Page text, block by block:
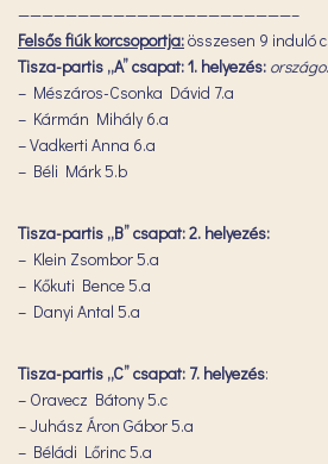
———————————————————————–
Felsős fiúk korcsoportja:összesen 9 induló
Tisza-partis „A” csapat: 1. helyezés:
– Mészáros-Csonka Dávid 7.a
– Kármán Mihály 6.a
– Vadkerti Anna 6.a
– Béli Márk 5.b
Tisza-partis „B” csapat: 2. helyezés:
– Klein Zsombor 5.a
– Kőkuti Bence 5.a
– Danyi Antal 5.a
Tisza-partis „C” csapat: 7. helyezés:
– Oravecz Bátony 5.c
– Juhász Áron Gábor 5.a
– Béládi Lőrinc 5.a